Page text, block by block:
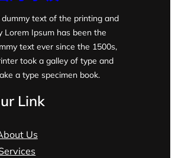
text of the printing and
Lorem Ipsum has been the
text ever since the 1500s,
took a galley of type and
a type specimen book.
Link
Us